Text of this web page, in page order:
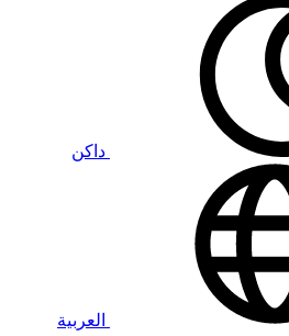
داكن
العربية